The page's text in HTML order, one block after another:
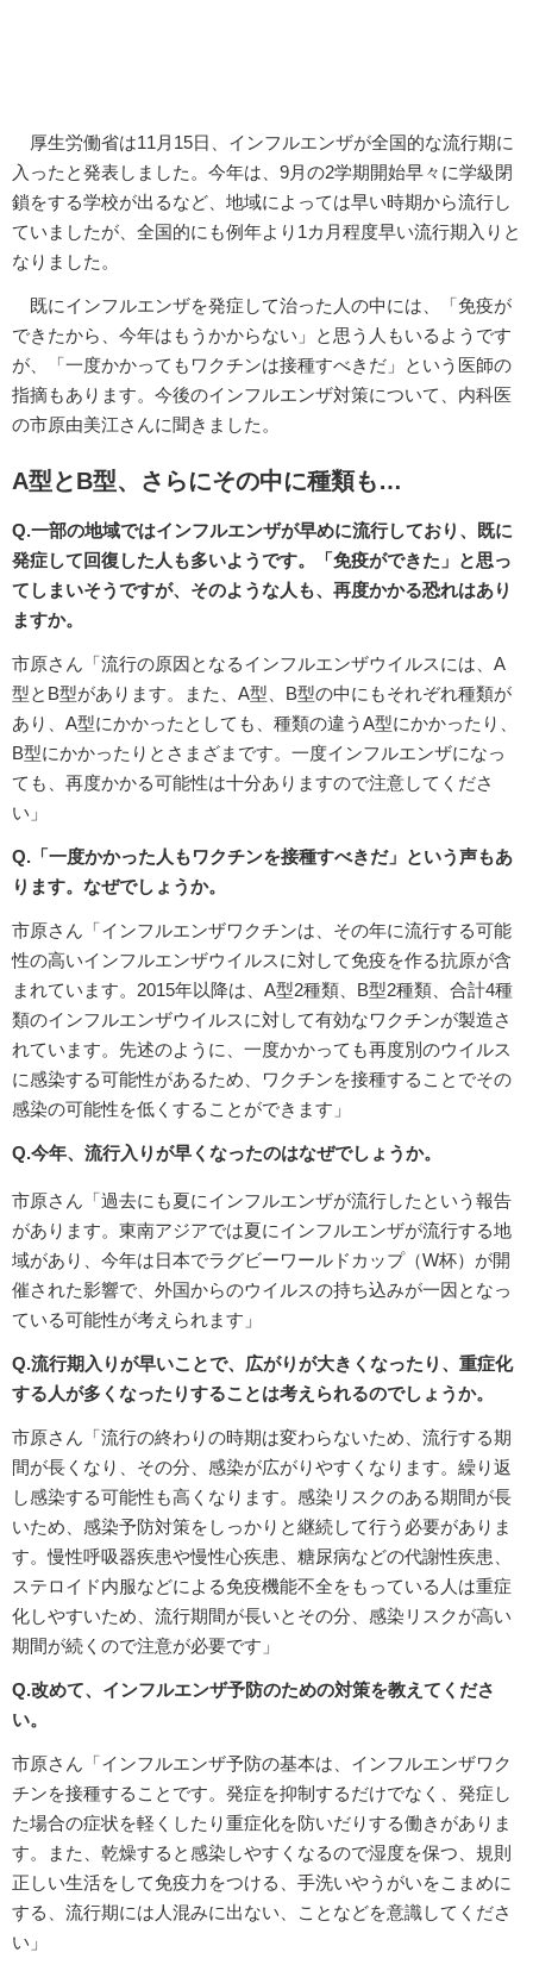
厚生労働省は11月15日、インフルエンザが全国的な流行期に
入ったと発表しました。今年は、9月の2学期開始早々に学級閉
鎖をする学校が出るなど、地域によっては早い時期から流行し
ていましたが、全国的にも例年より1カ月程度早い流行期入りと
なりました。
既にインフルエンザを発症して治った人の中には、「免疫が
できたから、今年はもうかからない」と思う人もいるようです
が、「一度かかってもワクチンは接種すべきだ」という医師の
指摘もあります。今後のインフルエンザ対策について、内科医
の市原由美江さんに聞きました。
A型とB型、さらにその中に種類も…
Q.一部の地域ではインフルエンザが早めに流行しており、既に
発症して回復した人も多いようです。「免疫ができた」と思っ
てしまいそうですが、そのような人も、再度かかる恐れはあり
ますか。
市原さん「流行の原因となるインフルエンザウイルスには、A
型とB型があります。また、A型、B型の中にもそれぞれ種類が
あり、A型にかかったとしても、種類の違うA型にかかったり、
B型にかかったりとさまざまです。一度インフルエンザになっ
ても、再度かかる可能性は十分ありますので注意してくださ
い」
Q.「一度かかった人もワクチンを接種すべきだ」という声もあ
ります。なぜでしょうか。
市原さん「インフルエンザワクチンは、その年に流行する可能
性の高いインフルエンザウイルスに対して免疫を作る抗原が含
まれています。2015年以降は、A型2種類、B型2種類、合計4種
類のインフルエンザウイルスに対して有効なワクチンが製造さ
れています。先述のように、一度かかっても再度別のウイルス
に感染する可能性があるため、ワクチンを接種することでその
感染の可能性を低くすることができます」
Q.今年、流行入りが早くなったのはなぜでしょうか。
市原さん「過去にも夏にインフルエンザが流行したという報告
があります。東南アジアでは夏にインフルエンザが流行する地
域があり、今年は日本でラグビーワールドカップ（W杯）が開
催された影響で、外国からのウイルスの持ち込みが一因となっ
ている可能性が考えられます」
Q.流行期入りが早いことで、広がりが大きくなったり、重症化
する人が多くなったりすることは考えられるのでしょうか。
市原さん「流行の終わりの時期は変わらないため、流行する期
間が長くなり、その分、感染が広がりやすくなります。繰り返
し感染する可能性も高くなります。感染リスクのある期間が長
いため、感染予防対策をしっかりと継続して行う必要がありま
す。慢性呼吸器疾患や慢性心疾患、糖尿病などの代謝性疾患、
ステロイド内服などによる免疫機能不全をもっている人は重症
化しやすいため、流行期間が長いとその分、感染リスクが高い
期間が続くので注意が必要です」
Q.改めて、インフルエンザ予防のための対策を教えてくださ
い。
市原さん「インフルエンザ予防の基本は、インフルエンザワク
チンを接種することです。発症を抑制するだけでなく、発症し
た場合の症状を軽くしたり重症化を防いだりする働きがありま
す。また、乾燥すると感染しやすくなるので湿度を保つ、規則
正しい生活をして免疫力をつける、手洗いやうがいをこまめに
する、流行期には人混みに出ない、ことなどを意識してくださ
い」